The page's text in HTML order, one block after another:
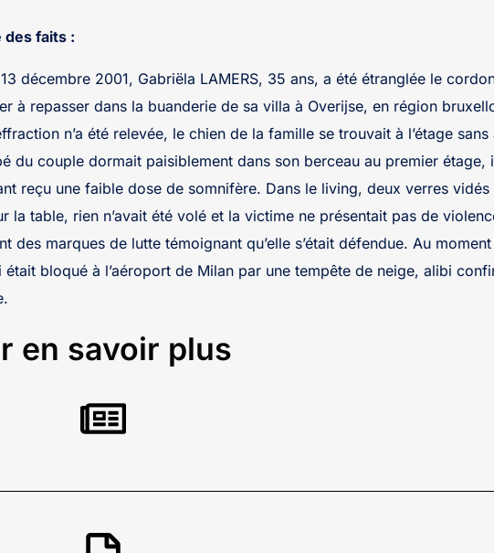
des faits :
décembre 2001, Gabriëla LAMERS, 35 ans, a été étranglée le
à repasser dans la buanderie de sa villa à Overijse, en région
n’a été relevée, le chien de la famille se trouvait à l’étage
du couple dormait paisiblement dans son berceau au premier étage,
reçu une faible dose de somnifère. Dans le living, deux verres vidés
la table, rien n’avait été volé et la victime ne présentait pas de
des marques de lutte témoignant qu’elle s’était défendue. Au
était bloqué à l’aéroport de Milan par une tempête de neige, alibi
en savoir plus